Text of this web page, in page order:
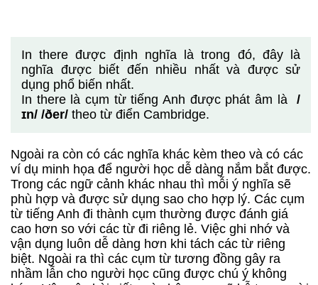
In there được định nghĩa là trong đó, đây là
nghĩa được biết đến nhiều nhất và được sử
dụng phổ biến nhất.
In there là cụm từ tiếng Anh được phát âm là /
ɪn/ /ðer/ theo từ điển Cambridge.
Ngoài ra còn có các nghĩa khác kèm theo và có các
ví dụ minh họa để người học dễ dàng nắm bắt được.
Trong các ngữ cảnh khác nhau thì mỗi ý nghĩa sẽ
phù hợp và được sử dụng sao cho hợp lý. Các cụm
từ tiếng Anh đi thành cụm thường được đánh giá
cao hơn so với các từ đi riêng lẻ. Việc ghi nhớ và
vận dụng luôn dễ dàng hơn khi tách các từ riêng
biệt. Ngoài ra thì các cụm từ tương đồng gây ra
nhầm lẫn cho người học cũng được chú ý không